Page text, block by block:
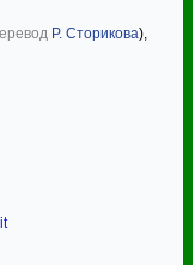
Р. Сторикова),